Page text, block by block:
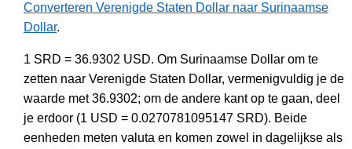
Converteren Verenigde Staten Dollar naar Surinaamse
Dollar.
1 SRD = 36.9302 USD. Om Surinaamse Dollar om te
zetten naar Verenigde Staten Dollar, vermenigvuldig je de
waarde met 36.9302; om de andere kant op te gaan, deel
je erdoor (1 USD = 0.0270781095147 SRD). Beide
eenheden meten valuta en komen zowel in dagelijkse als